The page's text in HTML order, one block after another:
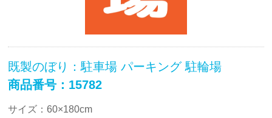
既製のぼり：駐車場 パーキング 駐輪場
商品番号：15782
サイズ：60×180cm